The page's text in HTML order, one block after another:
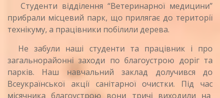
Студенти відділення “Ветеринарної медицини”
прибрали місцевий парк, що прилягає до території
технікуму, а працівники побілили дерева.
Не забули наші студенти та працівник і про
загальнорайонні заходи по благоустрою доріг та
парків. Наш навчальний заклад долучився до
Всеукраїнської акції санітарної очистки. Під час
місячника благоустрою вони тричі виходили на